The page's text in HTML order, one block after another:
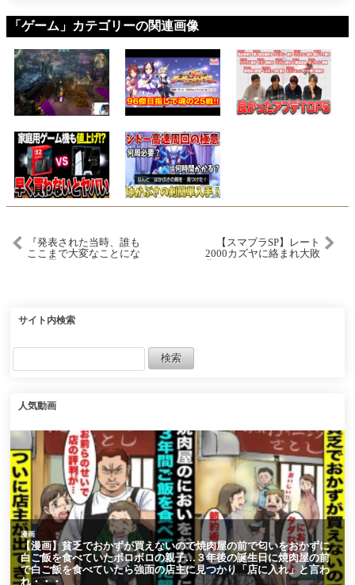
「ゲーム」カテゴリーの関連画像
『発表された当時、誰も
ここまで大変なことにな
【スマブラSP】レート
2000カズヤに絡まれ大敗
サイト内検索
人気動画